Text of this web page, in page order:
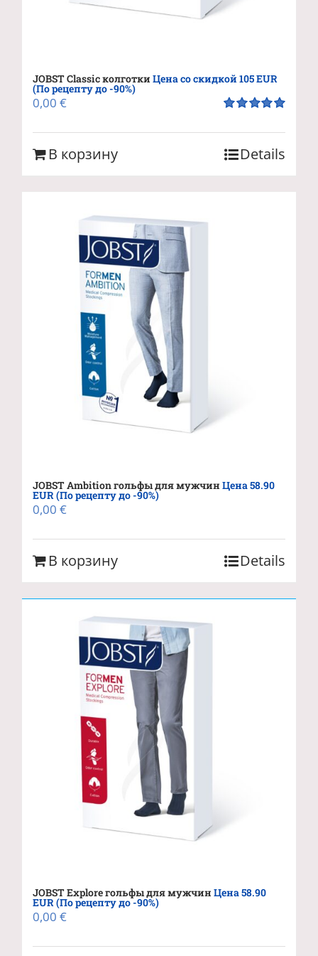
JOBST Classic колготки Цена со скидкой 105 EUR
(По рецепту до -90%)
из 5
0,00 €
В корзину Details
JOBST Ambition гольфы для мужчин Цена 58.90
EUR (По рецепту до -90%)
0,00 €
В корзину Details
JOBST Explore гольфы для мужчин Цена 58.90
EUR (По рецепту до -90%)
0,00 €